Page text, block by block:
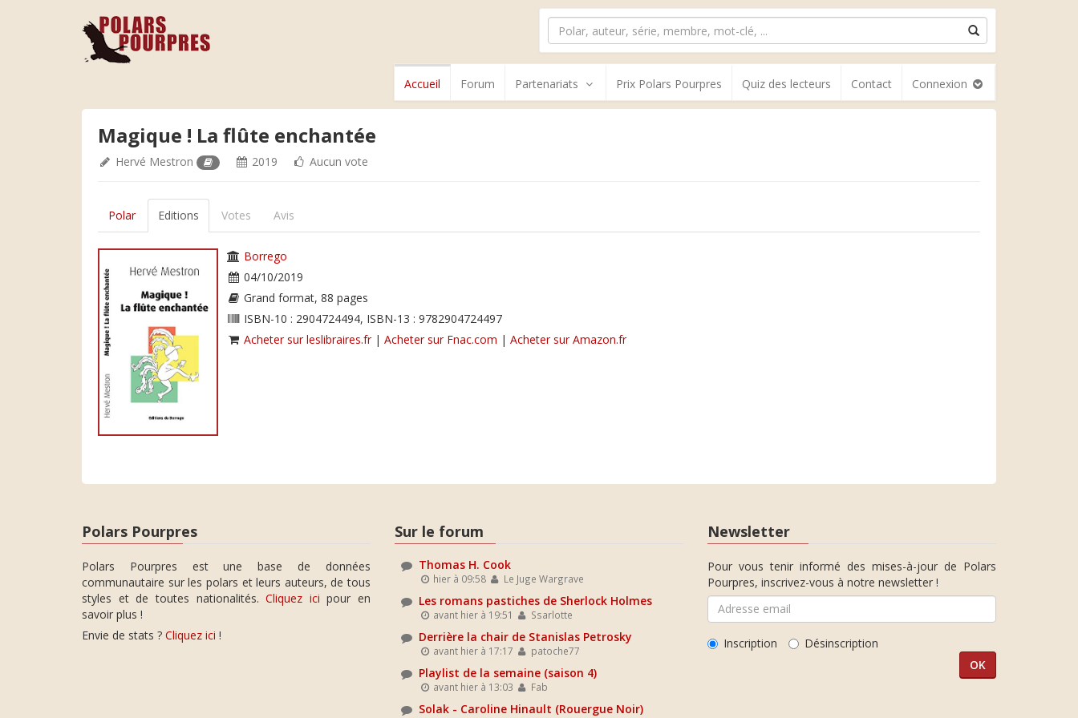
Accueil Forum Partenariats Prix Polars Pourpres Quiz des lecteurs Contact Connexion
Magique ! La flûte enchantée
Hervé Mestron 2019 Aucun vote
Polar Editions Votes Avis
Borrego
04/10/2019
Grand format, 88 pages
ISBN-10 : 2904724494, ISBN-13 : 9782904724497
Acheter sur leslibraires.fr| Acheter sur Fnac.com | Acheter sur Amazon.fr
Polars Pourpres
Polars Pourpres est une base de données
communautaire sur les polars et leurs auteurs, de tous
styles et de toutes nationalités.Cliquez ici pour en
savoir plus !
Envie de stats ? Cliquez ici !
Sur le forum
Thomas H. Cook
hier à 09:58 Le Juge Wargrave
Les romans pastiches de Sherlock Holmes
avant hier à 19:51 Ssarlotte
Derrière la chair de Stanislas Petrosky
avant hier à 17:17 patoche77
Playlist de la semaine (saison 4)
avant hier à 13:03 Fab
Solak - Caroline Hinault (Rouergue Noir)
Newsletter
Pour vous tenir informé des mises-à-jour de Polars
Pourpres, inscrivez-vous à notre newsletter !
Inscription Désinscription